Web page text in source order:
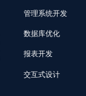
管理系统开发
数据库优化
报表开发
交互式设计